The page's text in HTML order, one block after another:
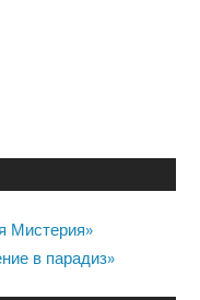
Мистерия»
в парадиз»